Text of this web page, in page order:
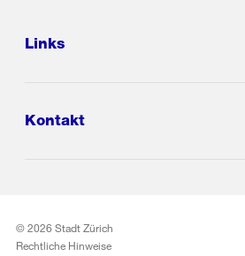
Links
Kontakt
© 2026 Stadt Zürich
Rechtliche Hinweise